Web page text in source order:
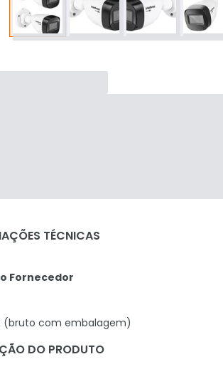
TÉCNICAS
Fornecedor
(bruto com embalagem)
DO PRODUTO